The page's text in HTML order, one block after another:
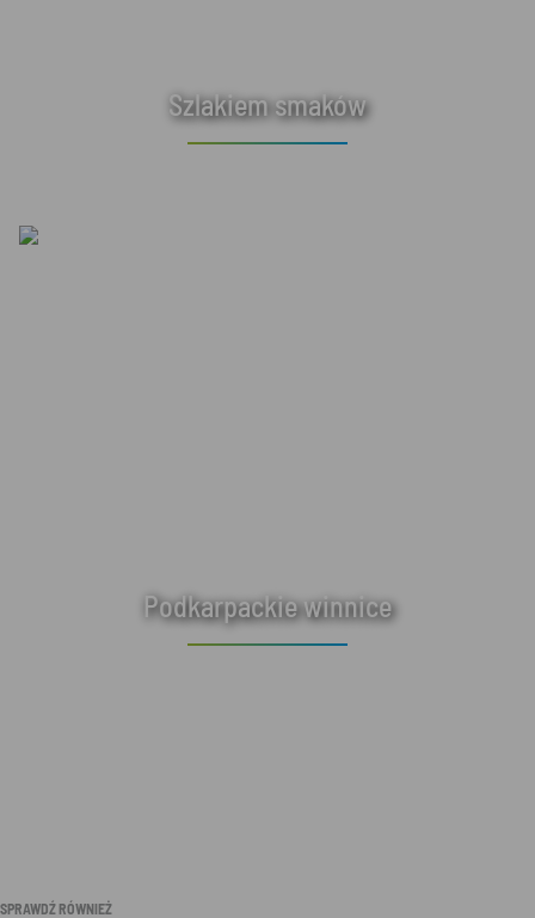
Szlakiem smaków
Podkarpackie winnice
SPRAWDŹ RÓWNIEŻ